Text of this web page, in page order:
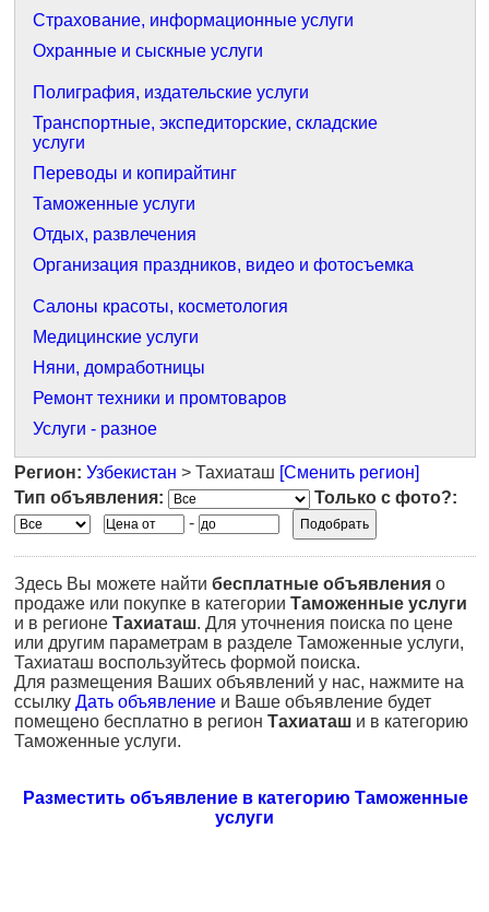
Страхование, информационные услуги
Охранные и сыскные услуги
Полиграфия, издательские услуги
Транспортные, экспедиторские, складские
услуги
Переводы и копирайтинг
Таможенные услуги
Отдых, развлечения
Организация праздников, видео и фотосъемка
Салоны красоты, косметология
Медицинские услуги
Няни, домработницы
Ремонт техники и промтоваров
Услуги - разное
Регион: Узбекистан > Тахиаташ [Сменить регион]
Тип объявления:
Только с фото?:
-
Здесь Вы можете найти бесплатные объявления о
продаже или покупке в категории Таможенные услуги
и в регионе Тахиаташ. Для уточнения поиска по цене
или другим параметрам в разделе Таможенные услуги,
Тахиаташ воспользуйтесь формой поиска.
Для размещения Ваших объявлений у нас, нажмите на
ссылку Дать объявление и Ваше объявление будет
помещено бесплатно в регион Тахиаташ и в категорию
Таможенные услуги.
Разместить объявление в категорию Таможенные
услуги